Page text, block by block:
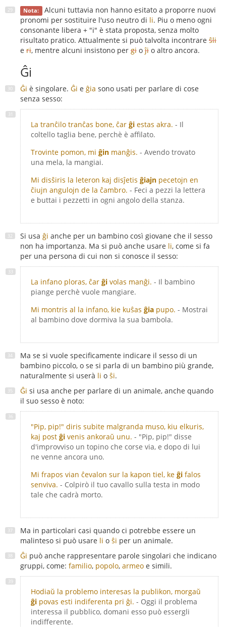
Nota: Alcuni tuttavia non hanno esitato a proporre nuovi
pronomi per sostituire l'uso neutro di li. Piu o meno ogni
consonante libera + "i" è stata proposta, senza molto
risultato pratico. Attualmente si può talvolta incontrare ŝli
e ri, mentre alcuni insistono per gi oĵi o altro ancora.
Ĝi
Ĝi è singolare. Ĝi e ĝia sono usati per parlare di cose
senza sesso:
La tranĉilo tranĉas bone, ĉar ĝi estas akra. - Il
coltello taglia bene, perchè è affilato.
Trovinte pomon, mi ĝin manĝis. - Avendo trovato
una mela, la mangiai.
Mi disŝiris la leteron kaj disĵetis ĝiajn pecetojn en
ĉiujn angulojn de la ĉambro. - Feci a pezzi la lettera
e buttai i pezzetti in ogni angolo della stanza.
Si usa ĝi anche per un bambino così giovane che il sesso
non ha importanza. Ma si può anche usare li, come si fa
per una persona di cui non si conosce il sesso:
La infano ploras, ĉar ĝi volas manĝi. - Il bambino
piange perchè vuole mangiare.
Mi montris al la infano, kie kuŝas ĝia pupo. - Mostrai
al bambino dove dormiva la sua bambola.
Ma se si vuole specificamente indicare il sesso di un
bambino piccolo, o se si parla di un bambino più grande,
naturalmente si userà li o ŝi.
Ĝi si usa anche per parlare di un animale, anche quando
il suo sesso è noto:
"Pip, pip!" diris subite malgranda muso, kiu elkuris,
kaj post ĝi venis ankoraŭ unu. - "Pip, pip!" disse
d'improvviso un topino che corse via, e dopo di lui
ne venne ancora uno.
Mi frapos vian ĉevalon sur la kapon tiel, ke ĝi falos
senviva. - Colpirò il tuo cavallo sulla testa in modo
tale che cadrà morto.
Ma in particolari casi quando ci potrebbe essere un
malinteso si può usare li o ŝi per un animale.
Ĝi può anche rappresentare parole singolari che indicano
gruppi, come: familio, popolo, armeo e simili.
Hodiaŭ la problemo interesas la publikon, morgaŭ
ĝi povas esti indiferenta pri ĝi. - Oggi il problema
interessa il pubblico, domani esso può essergli
indifferente.